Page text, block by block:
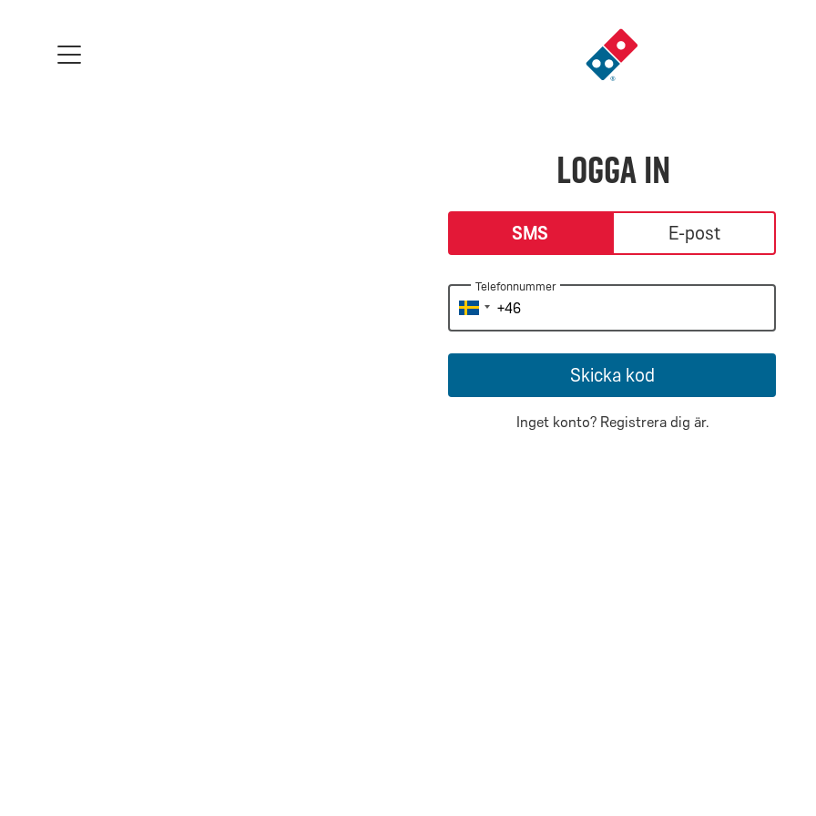
meny
Gå
till
Logga in
login-typeSMS E-post
Telefonnummer
Skicka kod
Inget konto? Registrera dig är.